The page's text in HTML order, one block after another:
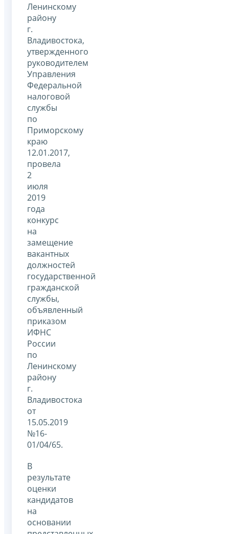
Ленинскому
району
г.
Владивостока,
утвержденного
руководителем
Управления
Федеральной
налоговой
службы
по
Приморскому
краю
12.01.2017,
провела
2
июля
2019
года
конкурс
на
замещение
вакантных
должностей
государственной
гражданской
службы,
объявленный
приказом
ИФНС
России
по
Ленинскому
району
г.
Владивостока
от
15.05.2019
№16-
01/04/65.
В
результате
оценки
кандидатов
на
основании